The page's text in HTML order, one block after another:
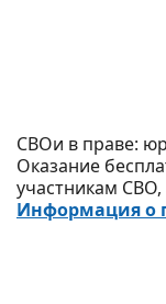
СВОи в праве:
Оказание
участникам
Информация о